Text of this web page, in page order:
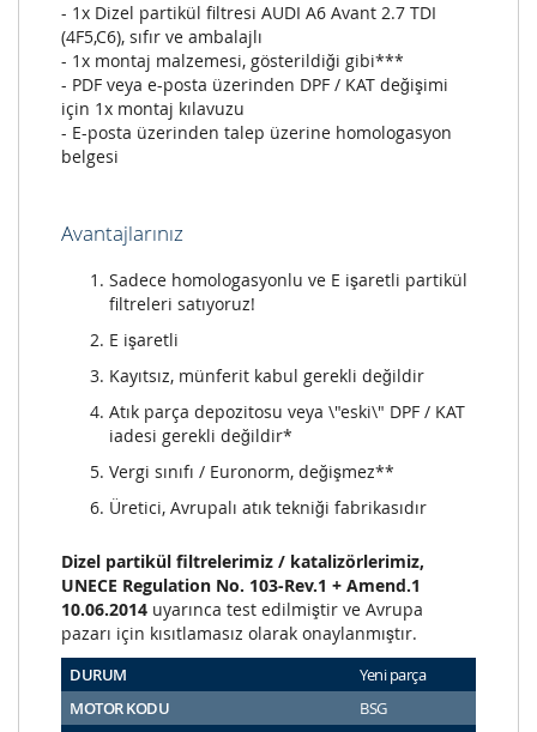
- 1x Dizel partikül filtresi AUDI A6 Avant 2.7 TDI
(4F5,C6), sıfır ve ambalajlı
- 1x montaj malzemesi, gösterildiği gibi***
- PDF veya e-posta üzerinden DPF / KAT değişimi
için 1x montaj kılavuzu
- E-posta üzerinden talep üzerine homologasyon
belgesi
Avantajlarınız
Sadece homologasyonlu ve E işaretli partikül
filtreleri satıyoruz!
E işaretli
Kayıtsız, münferit kabul gerekli değildir
Atık parça depozitosu veya \"eski\" DPF / KAT
iadesi gerekli değildir*
Vergi sınıfı / Euronorm, değişmez**
Üretici, Avrupalı atık tekniği fabrikasıdır
Dizel partikül filtrelerimiz / katalizörlerimiz,
UNECE Regulation No. 103-Rev.1 + Amend.1
10.06.2014 uyarınca test edilmiştir ve Avrupa
pazarı için kısıtlamasız olarak onaylanmıştır.
DURUM
Yeni parça
MOTOR KODU
BSG